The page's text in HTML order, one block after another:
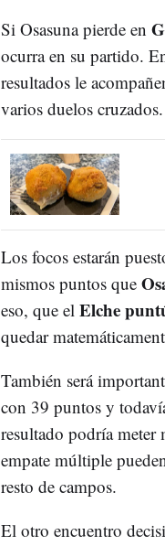
Si Osasuna pierde en
ocurra en su partido.
resultados le
varios duelos cruzados.
Los focos estarán
mismos puntos que
eso, que el Elche
quedar
También será
con 39 puntos y
resultado podría meter
empate múltiple
resto de campos.
El otro encuentro